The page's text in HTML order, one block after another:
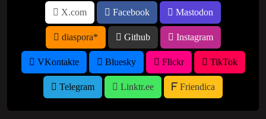
X.com Facebook Mastodon
diaspora* Github Instagram
VKontakte Bluesky Flickr TikTok
Telegram Linktr.ee Friendica